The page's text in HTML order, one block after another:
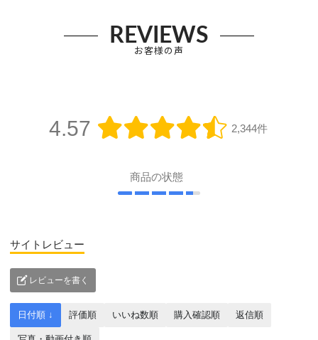
REVIEWS
お客様の声
4.57 2,344件
商品の状態
サイトレビュー
レビューを書く
日付順 ↓ 評価順 いいね数順 購入確認順 返信順